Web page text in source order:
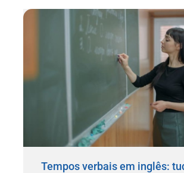
Tempos verbais em inglês: